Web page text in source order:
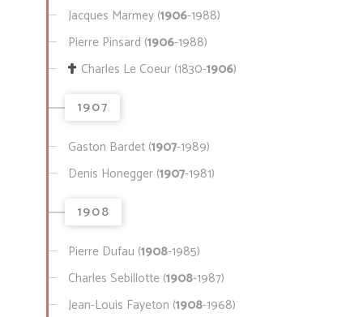
Jacques Marmey (1906-1988)
Pierre Pinsard (1906-1988)
Charles Le Coeur (1830-1906)
1907
Gaston Bardet (1907-1989)
Denis Honegger (1907-1981)
1908
Pierre Dufau (1908-1985)
Charles Sebillotte (1908-1987)
Jean-Louis Fayeton (1908-1968)